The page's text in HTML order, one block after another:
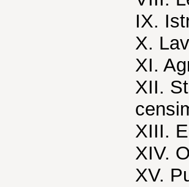
IX.
X.
XI.
XII.
XIII.
XIV.
XV.